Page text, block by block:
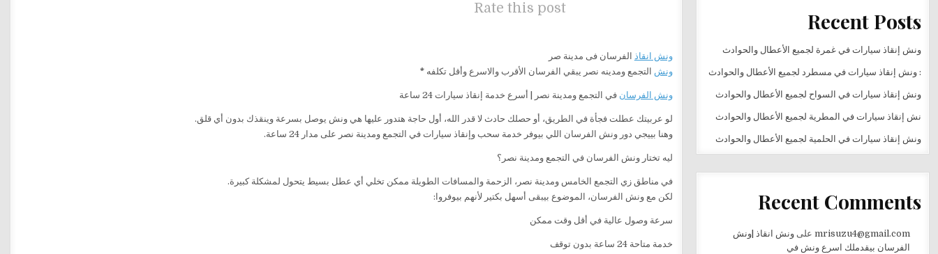
Rate this post
ونش انقاذ الفرسان فى مدينة صر
ونش التجمع ومدينه نصر يبقي الفرسان الأقرب والاسرع وأقل تكلفه*
ونش الفرسان في التجمع ومدينة نصر | أسرع خدمة إنقاذ سيارات 24 ساعة
لو عربيتك عطلت فجأة في الطريق، أو حصلك حادث لا قدر الله، أول حاجة هتدور عليها هي ونش يوصل بسرعة وينقذك بدون أي قلق.
وهنا بييجي دور ونش الفرسان اللي بيوفر خدمة سحب وإنقاذ سيارات في التجمع ومدينة نصر على مدار 24 ساعة.
ليه تختار ونش الفرسان في التجمع ومدينة نصر؟
في مناطق زي التجمع الخامس ومدينة نصر، الزحمة والمسافات الطويلة ممكن تخلي أي عطل بسيط يتحول لمشكلة كبيرة.
لكن مع ونش الفرسان، الموضوع بيبقى أسهل بكتير لأنهم بيوفروا:
سرعة وصول عالية في أقل وقت ممكن
خدمة متاحة 24 ساعة بدون توقف
Recent Posts
ونش إنقاذ سيارات في غمرة لجميع الأعطال والحوادث
: ونش إنقاذ سيارات في مسطرد لجميع الأعطال والحوادث
ونش إنقاذ سيارات في السواح لجميع الأعطال والحوادث
نش إنقاذ سيارات في المطرية لجميع الأعطال والحوادث
ونش إنقاذ سيارات في الحلمية لجميع الأعطال والحوادث
Recent Comments
mrisuzu4@gmail.comعلى ونش انقاذ |ونش
الفرسان بيقدملك اسرع ونش في